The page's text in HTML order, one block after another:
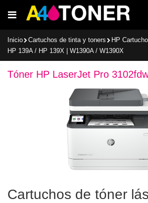
al
Inicio Cartuchos de tinta y toners
HP
HP 139A / HP 139X | W1390A / W1390X
Tóner HP LaserJet Pro
Cartuchos de tóner